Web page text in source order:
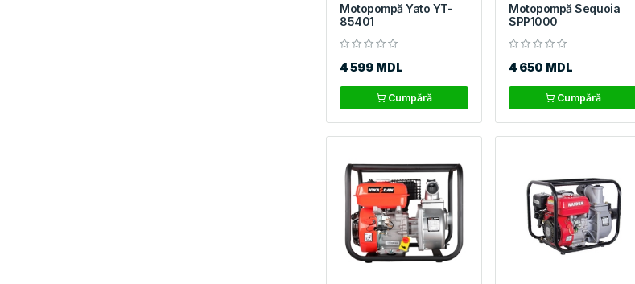
Motopompă Yato YT-
85401
4 599 MDL
Cumpără
Motopompă Sequoia
SPP1000
4 650 MDL
Cumpără